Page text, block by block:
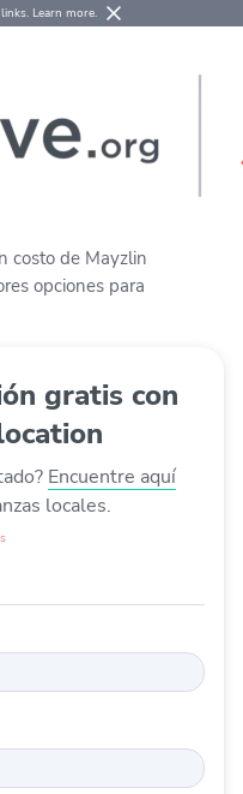
Learn more.
costo de Mayzlin
opciones para
gratis con
Encuentre aquí
locales.